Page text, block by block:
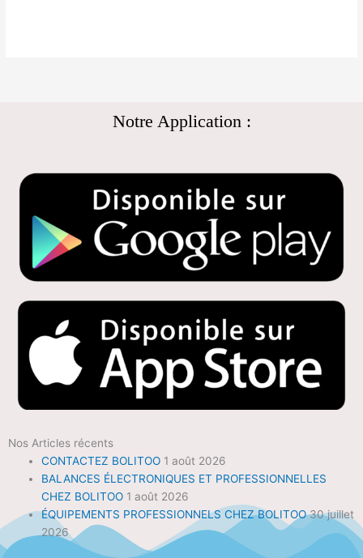
Notre Application :
Nos Articles récents
CONTACTEZ BOLITOO 1 août 2026
BALANCES ÉLECTRONIQUES ET PROFESSIONNELLES
CHEZ BOLITOO 1 août 2026
ÉQUIPEMENTS PROFESSIONNELS CHEZ BOLITOO 30 juillet
2026